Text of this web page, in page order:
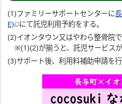
(1)ファミリーサポートセンターに
E)
にて託児利用予約をする。
(2)イオンタウン又はやわら整骨院で
※(1)(2)が揃うと、託児サービスが
(3)サポート後、利用料補助申請を行